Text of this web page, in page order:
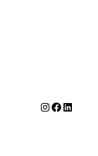
Instagram